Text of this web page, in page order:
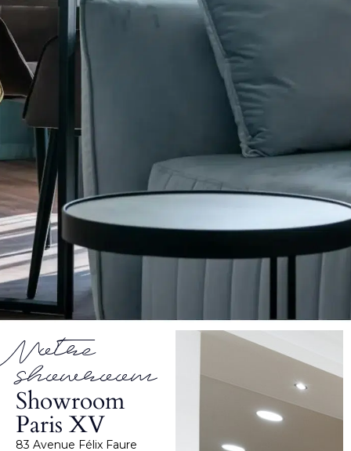
Notre
showroom
Showroom
Paris XV
83 Avenue Félix Faure